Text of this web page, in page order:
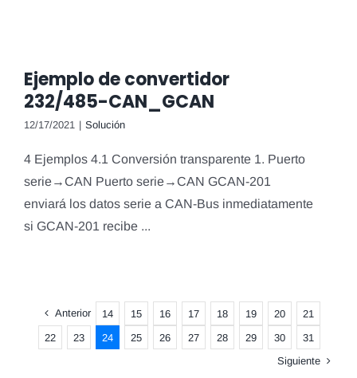
Ejemplo de convertidor
232/485-CAN_GCAN
12/17/2021 | Solución
4 Ejemplos 4.1 Conversión transparente 1. Puerto
serie→CAN Puerto serie→CAN GCAN-201
enviará los datos serie a CAN-Bus inmediatamente
si GCAN-201 recibe ...
Anterior 14 15 16 17 18 19 20
21
22
23 24 25 26 27 28 29 30
31
Siguiente